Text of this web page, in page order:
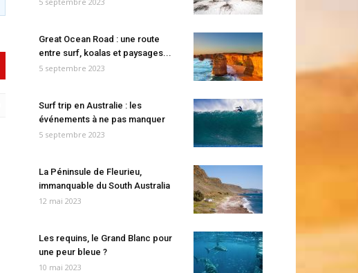
Great Ocean Road : une route
entre surf, koalas et paysages...
5 septembre 2023
Surf trip en Australie : les
événements à ne pas manquer
5 septembre 2023
La Péninsule de Fleurieu,
immanquable du South Australia
12 mai 2023
Les requins, le Grand Blanc pour
une peur bleue ?
10 mai 2023